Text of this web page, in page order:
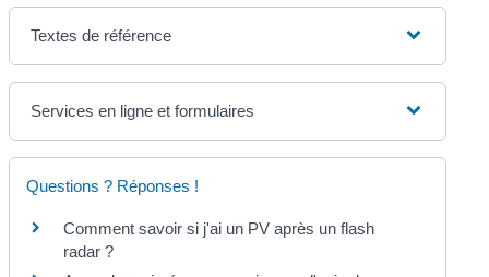
Textes de référence
Services en ligne et formulaires
Questions ? Réponses !
Comment savoir si j'ai un PV après un flash
radar ?